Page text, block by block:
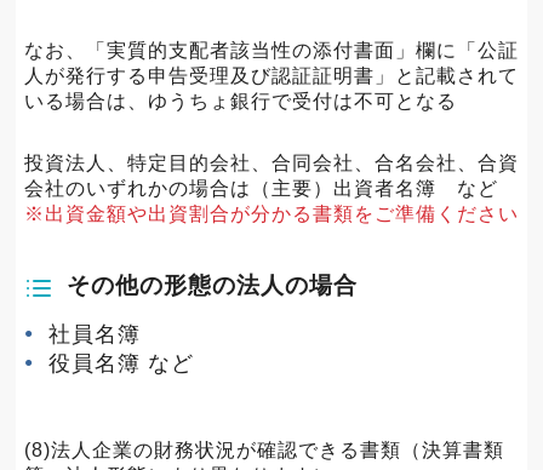
なお、「実質的支配者該当性の添付書面」欄に「公証
人が発行する申告受理及び認証証明書」と記載されて
いる場合は、ゆうちょ銀行で受付は不可となる
投資法人、特定目的会社、合同会社、合名会社、合資
会社のいずれかの場合は（主要）出資者名簿 など
※出資金額や出資割合が分かる書類をご準備ください
その他の形態の法人の場合
社員名簿
役員名簿 など
(8)法人企業の財務状況が確認できる書類（決算書類